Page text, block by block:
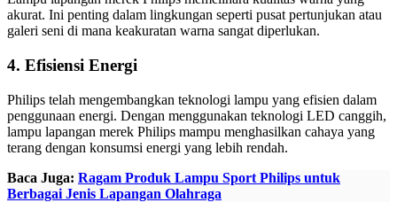
akurat. Ini penting dalam lingkungan seperti pusat pertunjukan atau
galeri seni di mana keakuratan warna sangat diperlukan.
4. Efisiensi Energi
Philips telah mengembangkan teknologi lampu yang efisien dalam
penggunaan energi. Dengan menggunakan teknologi LED canggih,
lampu lapangan merek Philips mampu menghasilkan cahaya yang
terang dengan konsumsi energi yang lebih rendah.
Baca Juga: Ragam Produk Lampu Sport Philips untuk
Berbagai Jenis Lapangan Olahraga